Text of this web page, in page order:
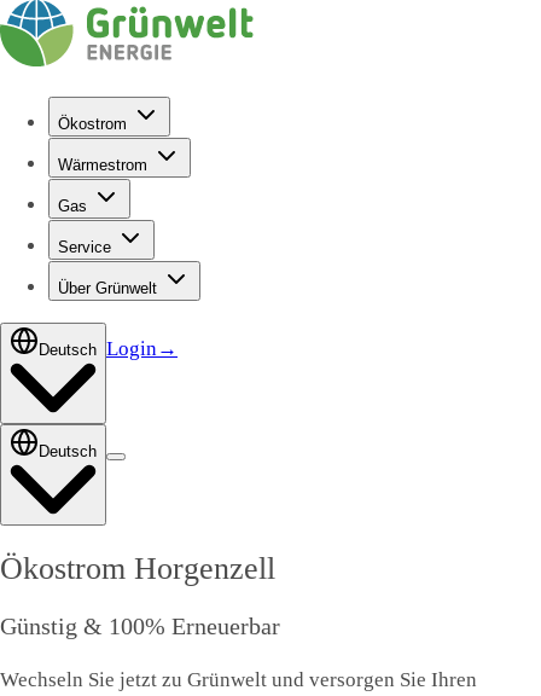
Ökostrom
Wärmestrom
Gas
Service
Über Grünwelt
Deutsch Login→
Deutsch
Ökostrom Horgenzell
Günstig & 100% Erneuerbar
Wechseln Sie jetzt zu Grünwelt und versorgen Sie Ihren